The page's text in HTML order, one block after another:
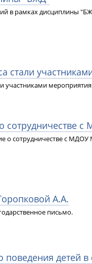
в рамках дисциплины
стали
участниками
сотрудничестве
о сотрудничестве с МДОУ
А.А.
письмо.
детей в